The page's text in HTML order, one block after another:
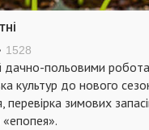
1528
дачно-польовими
культур до нового
перевірка зимових